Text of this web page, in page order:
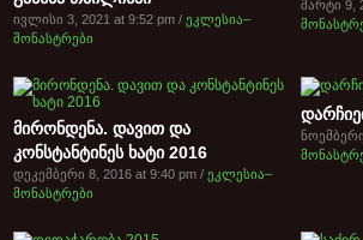
ივლისი 3, 2021 at 9:52 pm / ეკლესია–
მონასტრები
მარტი 9,
მირონდენა. დავით და
კონსტანტინეს ხატი 2016
დეკემბერი 8, 2016 at 9:40 pm / ეკლესია–
მონასტრები